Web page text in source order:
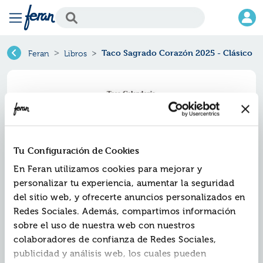
Tu Configuración de Cookies
En Feran utilizamos cookies para mejorar y
personalizar tu experiencia, aumentar la seguridad
del sitio web, y ofrecerte anuncios personalizados en
Redes Sociales. Además, compartimos información
sobre el uso de nuestra web con nuestros
colaboradores de confianza de Redes Sociales,
publicidad y análisis web, los cuales pueden
Feran Libros Taco Sagrado Corazón 2025 - Clásico
Taco sagrado corazón 2025 -
clásico
Ref.ZMJ-7148147